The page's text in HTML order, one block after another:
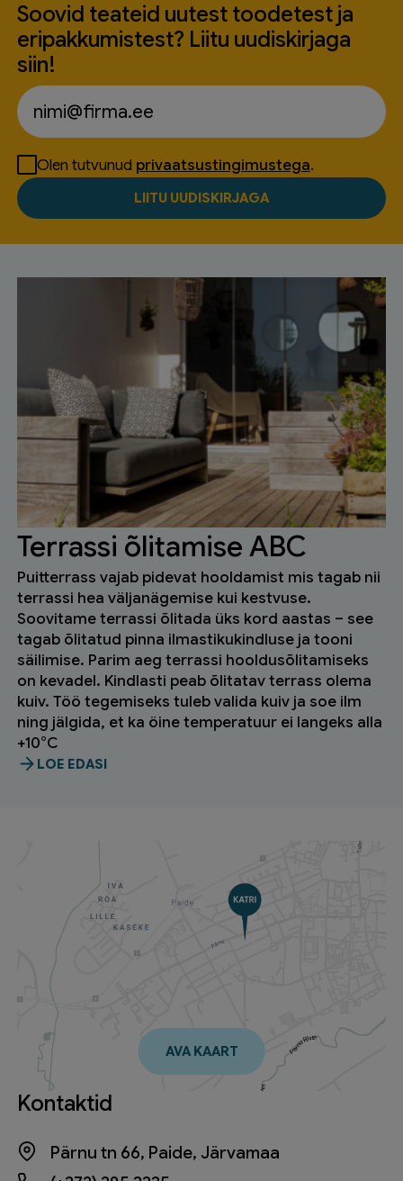
Soovid teateid uutest toodetest ja
eripakkumistest? Liitu uudiskirjaga
siin!
Olen tutvunud privaatsustingimustega.
Terrassi õlitamise ABC
Puitterrass vajab pidevat hooldamist mis tagab nii
terrassi hea väljanägemise kui kestvuse.
Soovitame terrassi õlitada üks kord aastas – see
tagab õlitatud pinna ilmastikukindluse ja tooni
säilimise. Parim aeg terrassi hooldusõlitamiseks
on kevadel. Kindlasti peab õlitatav terrass olema
kuiv. Töö tegemiseks tuleb valida kuiv ja soe ilm
ning jälgida, et ka öine temperatuur ei langeks alla
+10°C
LOE EDASI
AVA KAART
Kontaktid
Pärnu tn 66, Paide, Järvamaa